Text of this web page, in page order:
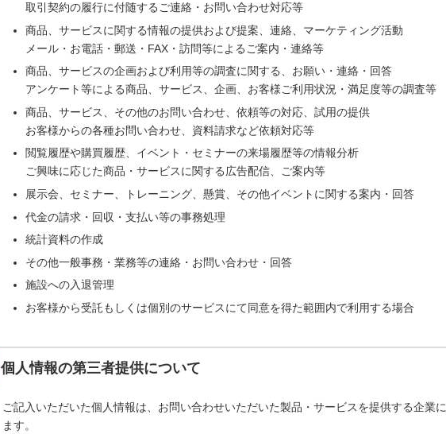
取引契約の履行に付随するご連絡・お問い合わせ対応等
商品、サービスに関する情報の提供および提案、連絡、マーケティング活動
メール・お電話・郵送・FAX・訪問等によるご案内・連絡等
商品、サービスの企画および利用等の調査に関する、お願い・連絡・回答
アンケート等による商品、サービス、企画、お客様ご利用状況・満足度等の調査等
商品、サービス、その他のお問い合わせ、依頼等の対応、試用の提供
お客様からの各種お問い合わせ、資料請求など依頼対応等
閲覧履歴や購買履歴、イベント・セミナーの来場履歴等の情報分析
ご興味に応じた商品・サービスに関する広告配信、ご案内等
展示会、セミナー、トレーニング、懸賞、その他イベントに関する案内・回答
代金の請求・回収・支払い等の事務処理
統計資料の作成
その他一般事務・業務等の連絡・お問い合わせ・回答
施設への入退管理
お客様から受託もしくは個別のサービスにて同意を得た範囲内で利用する場合
個人情報の第三者提供について
ご記入いただいた個人情報は、お問い合わせいただいた製品・サービスを提供する企業
ます。